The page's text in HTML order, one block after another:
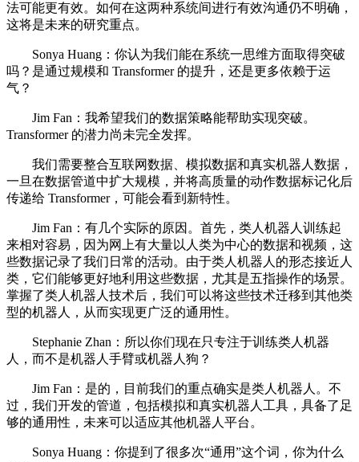
法可能更有效。如何在这两种系统间进行有效沟通仍不明确，
这将是未来的研究重点。
Sonya Huang：你认为我们能在系统一思维方面取得突破
吗？是通过规模和 Transformer 的提升，还是更多依赖于运
气？
Jim Fan：我希望我们的数据策略能帮助实现突破。
Transformer 的潜力尚未完全发挥。
我们需要整合互联网数据、模拟数据和真实机器人数据，
一旦在数据管道中扩大规模，并将高质量的动作数据标记化后
传递给 Transformer，可能会看到新特性。
Jim Fan：有几个实际的原因。首先，类人机器人训练起
来相对容易，因为网上有大量以人类为中心的数据和视频，这
些数据记录了我们日常的活动。由于类人机器人的形态接近人
类，它们能够更好地利用这些数据，尤其是五指操作的场景。
掌握了类人机器人技术后，我们可以将这些技术迁移到其他类
型的机器人，从而实现更广泛的通用性。
Stephanie Zhan：所以你们现在只专注于训练类人机器
人，而不是机器人手臂或机器人狗？
Jim Fan：是的，目前我们的重点确实是类人机器人。不
过，我们开发的管道，包括模拟和真实机器人工具，具备了足
够的通用性，未来可以适应其他机器人平台。
Sonya Huang：你提到了很多次“通用”这个词，你为什么